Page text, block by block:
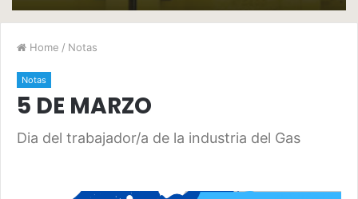
Home / Notas
Notas
5 DE MARZO
Dia del trabajador/a de la industria del Gas